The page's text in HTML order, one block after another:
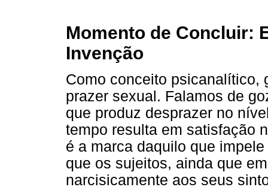
Momento de Concluir:
Invenção
Como conceito psicanalítico,
prazer sexual. Falamos de
que produz desprazer no
tempo resulta em satisfação
é a marca daquilo que
que os sujeitos, ainda que
narcisicamente aos seus